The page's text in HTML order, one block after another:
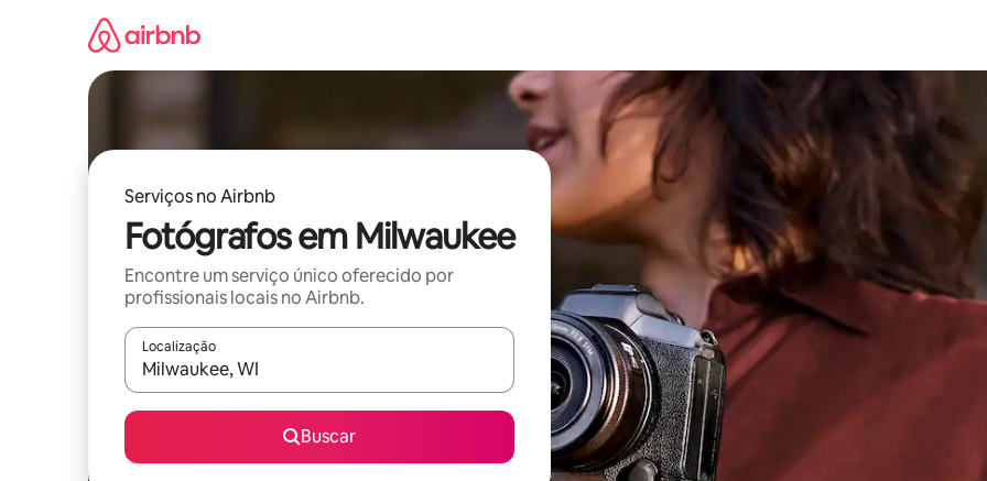
Serviços no Airbnb
Fotógrafos em Milwaukee
Encontre um serviço único oferecido por
profissionais locais no Airbnb.
Localização
Quando os resultados estiverem disponíveis, explore-os usando as seta para cima e para baixo do teclado ou tocando
Buscar